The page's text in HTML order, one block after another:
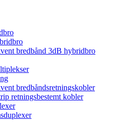
bredbånd 3dB hybridbro
bredbåndsretningskobler
retningsbestemt kobler